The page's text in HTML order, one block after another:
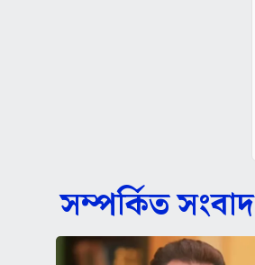
সম্পর্কিত সংবাদ